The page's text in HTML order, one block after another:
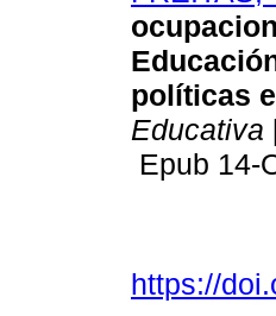
políticas
Educativa
Epub 14-
https://